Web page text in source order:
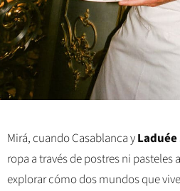
Mirá, cuando Casablanca yLaduée
ropa a través de postres ni pasteles
explorar cómo dos mundos que